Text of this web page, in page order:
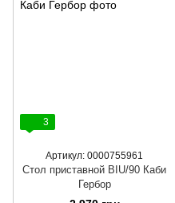
3
Артикул: 0000755961
Стол приставной BIU/90 Каби
Гербор